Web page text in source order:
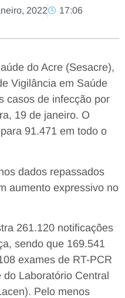
2022 17:06
do Acre (Sesacre),
Vigilância em Saúde
casos de infecção por
19 de janeiro. O
91.471 em todo o
dados repassados
aumento expressivo no
261.120 notificações
sendo que 169.541
exames de RT-PCR
Laboratório Central
Pelo menos